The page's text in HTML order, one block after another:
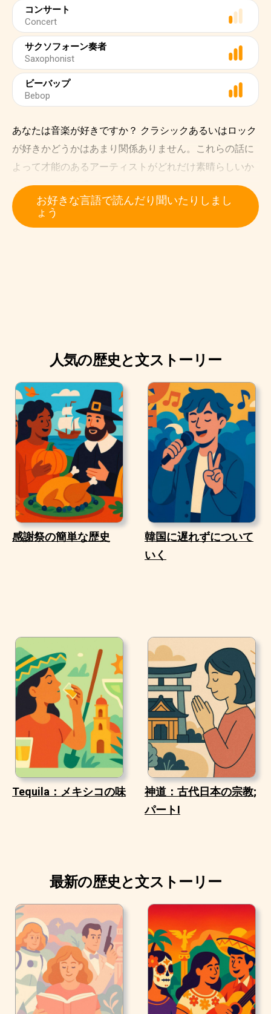
コンサート
Concert
サクソフォーン奏者
Saxophonist
ビーバップ
Bebop
あなたは音楽が好きですか？ クラシックあるいはロック
が好きかどうかはあまり関係ありません。これらの話に
よって才能のあるアーティストがどれだけ素晴らしいか
ということを実感できます。
クララ・シューマン：隠された音楽 クララ・シューマン
という名前を聞いたことがありますか？ もしあなたがピ
名が知られ、ゲーテ、メンデルスゾーン、ショパン、そ
してもちろんロバート・シューマンに称賛されていまし
た。
お好きな言語で読んだり聞いたりしまし
ょう
人気の歴史と文ストーリー
感謝祭の簡単な歴史
韓国に遅れずについて
いく
Tequila：メキシコの味
神道：古代日本の宗教;
パートI
最新の歴史と文ストーリー